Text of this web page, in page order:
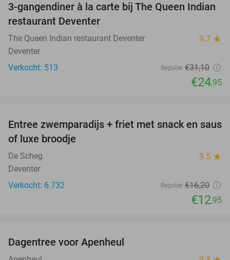
20%
3-gangendiner à la carte bij The Queen Indian
restaurant Deventer
The Queen Indian restaurant Deventer 9.7 star
Deventer
Verkocht: 513
Regulier €31,10
€24,95
20%
Entree zwemparadijs + friet met snack en saus
of luxe broodje
De Scheg 9.5 star
Deventer
Verkocht: 6.732
Regulier €16,20
€12,95
Dagentree voor Apenheul